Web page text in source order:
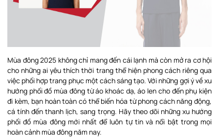
Mùa đông 2025 không chỉ mang đến cái lạnh mà còn mở ra cơ hội
cho những ai yêu thích thời trang thể hiện phong cách riêng qua
việc phối hợp trang phục một cách sáng tạo. Với những gợi ý về xu
hướng phối đồ mùa đông từ áo khoác dạ, áo len cho đến phụ kiện
đi kèm, bạn hoàn toàn có thể biến hóa từ phong cách năng động,
cá tính đến thanh lịch, sang trọng. Hãy theo dõi những xu hướng
phối đồ mùa đông mới nhất để luôn tự tin và nổi bật trong mọi
hoàn cảnh mùa đông năm nay.